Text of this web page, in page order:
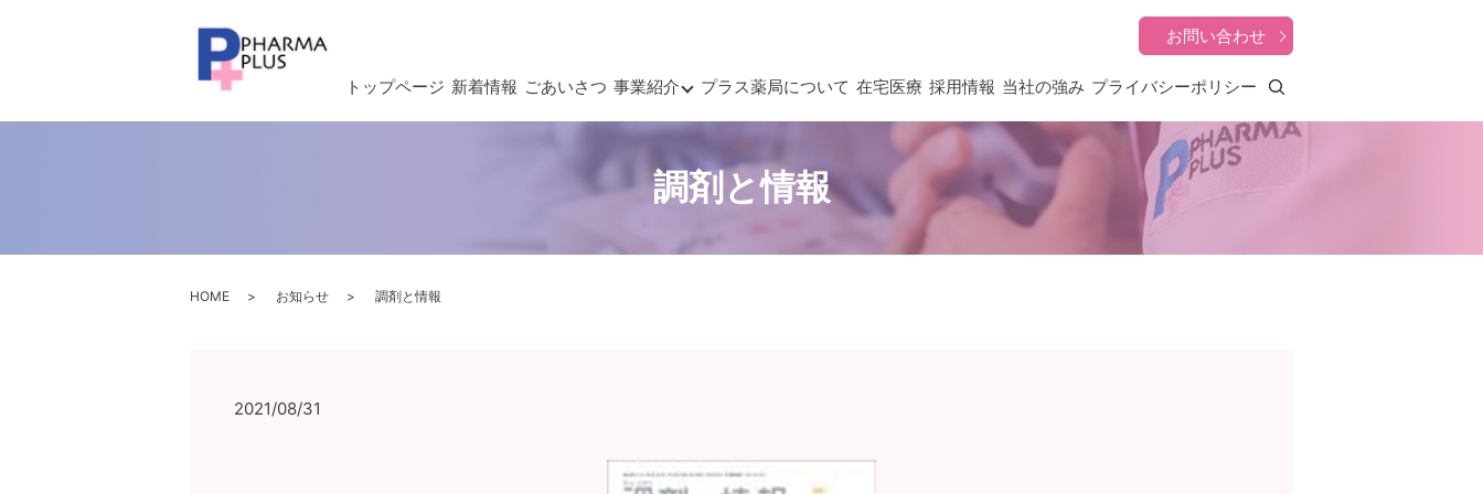
お問い合わせ
トップページ 新着情報 ごあいさつ 事業紹介 プラス薬局について 在宅医療 採用情報 当社の強み プライバシーポリシー
調剤と情報
HOME お知らせ 調剤と情報
2021/08/31